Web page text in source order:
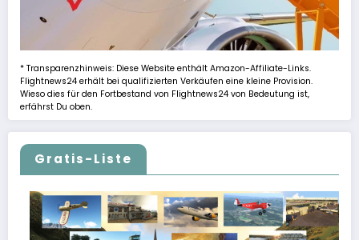
* Transparenzhinweis: Diese Website enthält Amazon-Affiliate-Links.
Flightnews24 erhält bei qualifizierten Verkäufen eine kleine Provision.
Wieso dies für den Fortbestand von Flightnews24 von Bedeutung ist,
erfährst Du oben.
Gratis-Liste